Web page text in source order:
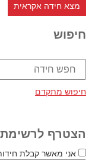
מצא חידה אקראית
חיפוש
חיפוש מתקדם
הצטרף
אני מאשר קבלת